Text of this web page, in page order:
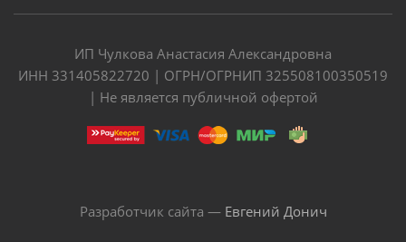
ИП Чулкова Анастасия Александровна
ИНН 331405822720 | ОГРН/ОГРНИП 325508100350519
| Не является публичной офертой
Разработчик сайта — Евгений Донич